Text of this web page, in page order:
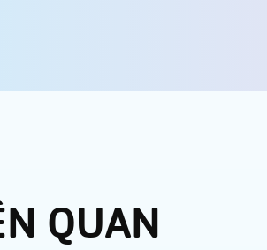
QUAN